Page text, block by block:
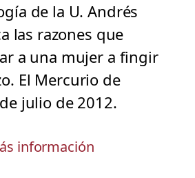
de la U. Andrés
las razones que
a una mujer a fingir
El Mercurio de
julio de 2012.
información